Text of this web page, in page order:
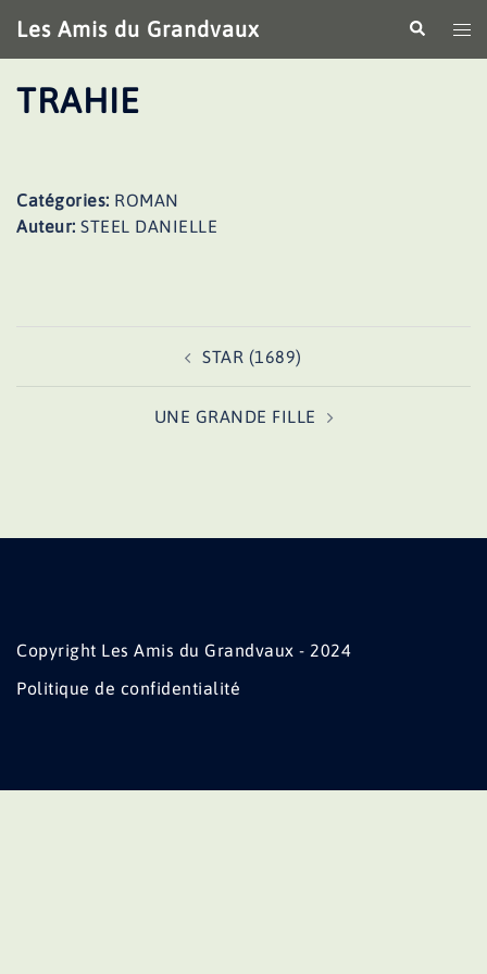
au
contenu
Les Amis du Grandvaux
le
TRAHIE
Catégories: ROMAN
Auteur: STEEL DANIELLE
STAR (1689)
UNE GRANDE FILLE
Copyright Les Amis du Grandvaux - 2024
Politique de confidentialité